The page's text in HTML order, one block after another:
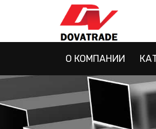
О КОМПАНИИ